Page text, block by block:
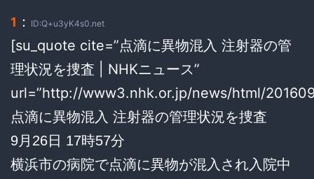
1 ： ID:Q+u3yK4s0.net
[su_quote cite=”点滴に異物混入 注射器の管
理状況を捜査 | NHKニュース”
url=”http://www3.nhk.or.jp/news/html/
点滴に異物混入 注射器の管理状況を捜査
9月26日 17時57分
横浜市の病院で点滴に異物が混入され入院中